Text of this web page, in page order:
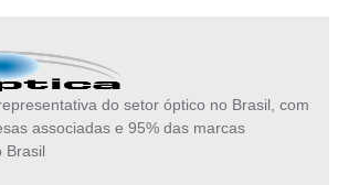
do setor óptico no Brasil, com
associadas e 95% das marcas
Brasil